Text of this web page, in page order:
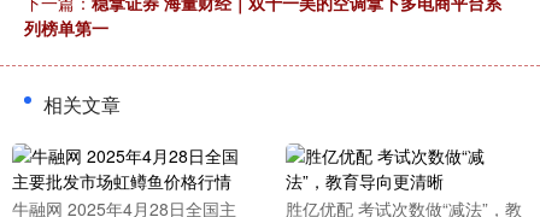
列榜单第一
相关文章
牛融网 2025年4月28日全国主
胜亿优配 考试次数做“减法”，教